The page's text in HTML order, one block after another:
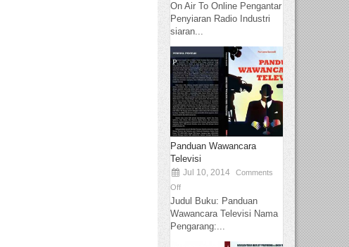
On Air To Online Pengantar
Penyiaran Radio Industri
siaran...
Panduan Wawancara
Televisi
Jul 10, 2014
Comments
Off
Judul Buku: Panduan
Wawancara Televisi Nama
Pengarang:...